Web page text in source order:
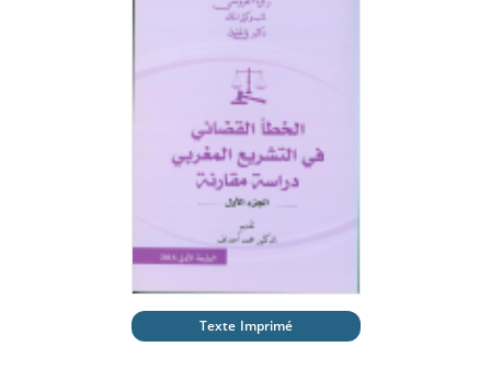
Texte Imprimé